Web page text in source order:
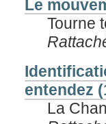
Le
Tourne
entendez
La